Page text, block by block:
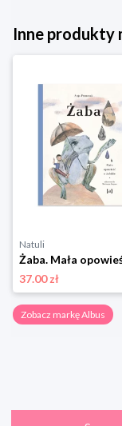
Inne produkty
Natuli
37.00 zł
Zobacz markę Albus